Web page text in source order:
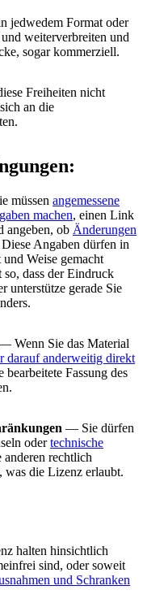
jedwedem Format oder
weiterverbreiten und
sogar kommerziell.
Freiheiten nicht
an die
müssen angemessene
machen, einen Link
angeben, ob Änderungen
Angaben dürfen in
und Weise gemacht
dass der Eindruck
unterstütze gerade Sie
Wenn Sie das Material
darauf anderweitig direkt
bearbeitete Fassung des
— Sie dürfen
odertechnische
anderen rechtlich
was die Lizenz erlaubt.
halten hinsichtlich
sind, oder soweit
und Schranken